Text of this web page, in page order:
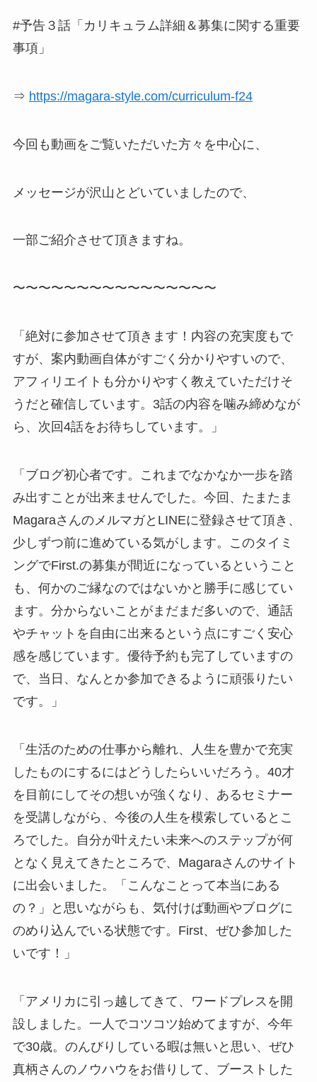
#予告３話「カリキュラム詳細＆募集に関する重要
事項」
⇒ https://magara-style.com/curriculum-f24
今回も動画をご覧いただいた方々を中心に、
メッセージが沢山とどいていましたので、
一部ご紹介させて頂きますね。
〜〜〜〜〜〜〜〜〜〜〜〜〜〜〜〜
「絶対に参加させて頂きます！内容の充実度もで
すが、案内動画自体がすごく分かりやすいので、
アフィリエイトも分かりやすく教えていただけそ
うだと確信しています。3話の内容を噛み締めなが
ら、次回4話をお待ちしています。」
「ブログ初心者です。これまでなかなか一歩を踏
み出すことが出来ませんでした。今回、たまたま
MagaraさんのメルマガとLINEに登録させて頂き、
少しずつ前に進めている気がします。このタイミ
ングでFirst.の募集が間近になっているということ
も、何かのご縁なのではないかと勝手に感じてい
ます。分からないことがまだまだ多いので、通話
やチャットを自由に出来るという点にすごく安心
感を感じています。優待予約も完了していますの
で、当日、なんとか参加できるように頑張りたい
です。」
「生活のための仕事から離れ、人生を豊かで充実
したものにするにはどうしたらいいだろう。40才
を目前にしてその想いが強くなり、あるセミナー
を受講しながら、今後の人生を模索しているとこ
ろでした。自分が叶えたい未来へのステップが何
となく見えてきたところで、Magaraさんのサイト
に出会いました。「こんなことって本当にある
の？」と思いながらも、気付けば動画やブログに
のめり込んでいる状態です。First、ぜひ参加した
いです！」
「アメリカに引っ越してきて、ワードプレスを開
設しました。一人でコツコツ始めてますが、今年
で30歳。のんびりしている暇は無いと思い、ぜひ
真柄さんのノウハウをお借りして、ブーストした